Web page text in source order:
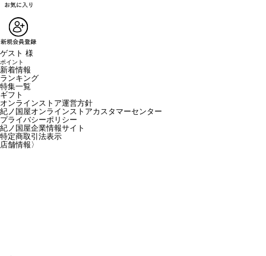
ゲスト 様
ポイント
新着情報
ランキング
特集一覧
ギフト
オンラインストア運営方針
紀ノ国屋オンラインストアカスタマーセンター
プライバシーポリシー
紀ノ国屋企業情報サイト
特定商取引法表示
店舗情報 〉